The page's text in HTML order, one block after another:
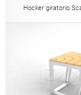
Hocker giratorio